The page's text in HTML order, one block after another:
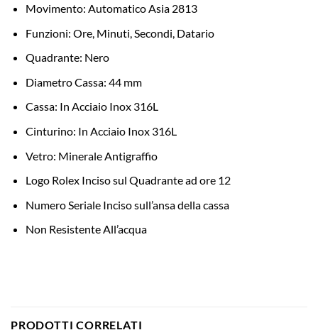
Movimento: Automatico Asia 2813
Funzioni: Ore, Minuti, Secondi, Datario
Quadrante: Nero
Diametro Cassa: 44 mm
Cassa: In Acciaio Inox 316L
Cinturino: In Acciaio Inox 316L
Vetro: Minerale Antigraffio
Logo Rolex Inciso sul Quadrante ad ore 12
Numero Seriale Inciso sull’ansa della cassa
Non Resistente All’acqua
PRODOTTI CORRELATI